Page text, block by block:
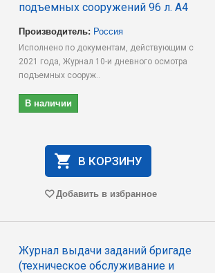
подъемных сооружений 96 л. А4
Производитель: Россия
Исполнено по документам, действующим с
2021 года, Журнал 10-и дневного осмотра
подъемных сооруж..
В наличии
В КОРЗИНУ
Добавить в избранное
Журнал выдачи заданий бригаде
(техническое обслуживание и